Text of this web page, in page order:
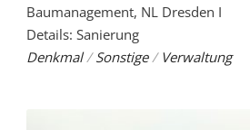
Baumanagement, NL Dresden I
Details: Sanierung
Denkmal/Sonstige/ Verwaltung